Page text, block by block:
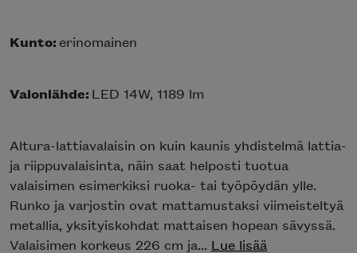
Kunto: erinomainen
Valonlähde: LED 14W, 1189 lm
Altura-lattiavalaisin on kuin kaunis yhdistelmä lattia-
ja riippuvalaisinta, näin saat helposti tuotua
valaisimen esimerkiksi ruoka- tai työpöydän ylle.
Runko ja varjostin ovat mattamustaksi viimeisteltyä
metallia, yksityiskohdat mattaisen hopean sävyssä.
Valaisimen korkeus 226 cm ja... Lue lisää